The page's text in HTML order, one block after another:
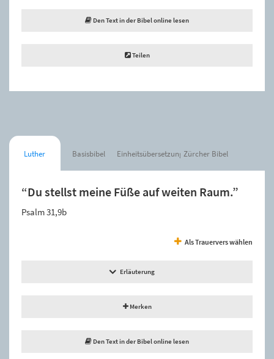
Den Text in der Bibel online lesen
Teilen
Luther Basisbibel Einheitsübersetzung Zürcher Bibel
“Du stellst meine Füße auf weiten Raum.”
Psalm 31,9b
Als Trauervers wählen
Erläuterung
Merken
Den Text in der Bibel online lesen